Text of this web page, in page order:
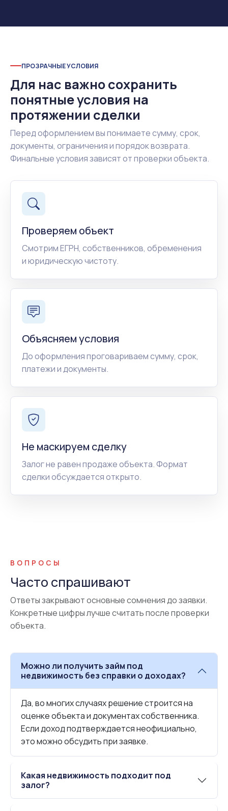
ПРОЗРАЧНЫЕ УСЛОВИЯ
Для нас важно сохранить
понятные условия на
протяжении сделки
Перед оформлением вы понимаете сумму, срок,
документы, ограничения и порядок возврата.
Финальные условия зависят от проверки объекта.
Проверяем объект
Смотрим ЕГРН, собственников, обременения
и юридическую чистоту.
Объясняем условия
До оформления проговариваем сумму, срок,
платежи и документы.
Не маскируем сделку
Залог не равен продаже объекта. Формат
сделки обсуждается открыто.
ВОПРОСЫ
Часто спрашивают
Ответы закрывают основные сомнения до заявки.
Конкретные цифры лучше считать после проверки
объекта.
Можно ли получить займ под
недвижимость без справки о доходах?
Да, во многих случаях решение строится на
оценке объекта и документах собственника.
Если доход подтверждается неофициально,
это можно обсудить при заявке.
Какая недвижимость подходит под
залог?